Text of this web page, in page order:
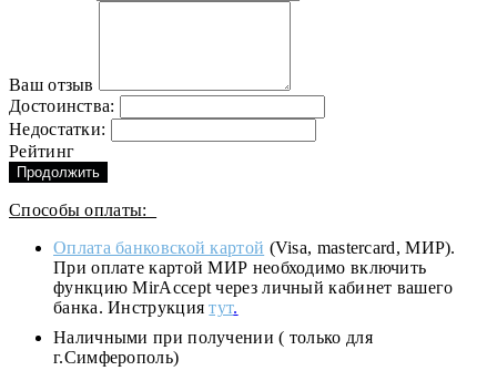
Ваш отзыв
Достоинства:
Недостатки:
Рейтинг
Продолжить
Способы оплаты:
Оплата банковской картой (Visa, mastercard, МИР).
При оплате картой МИР необходимо включить
функцию MirAccept через личный кабинет вашего
банка. Инструкциятут.
Наличными при получении ( только для
г.Симферополь)